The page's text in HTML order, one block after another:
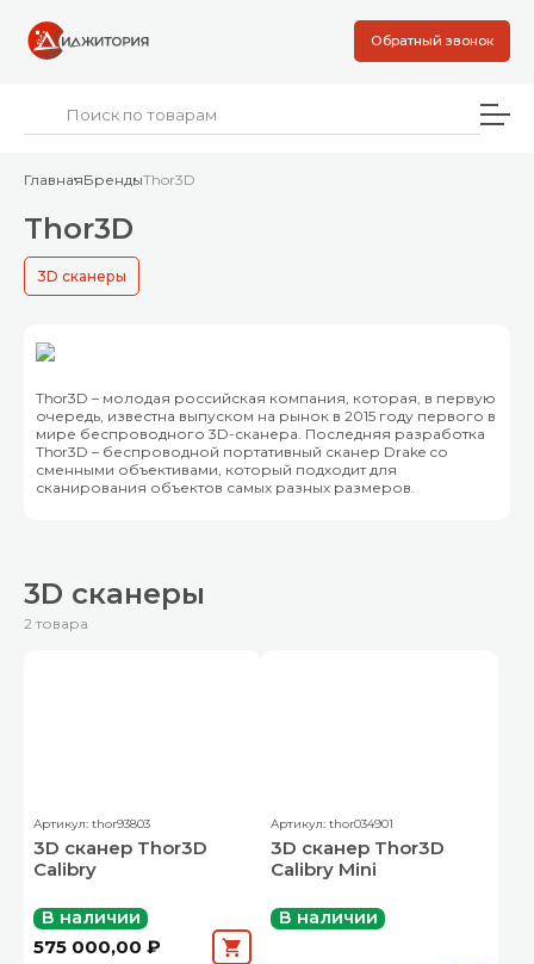
Обратный звонок
ГлавнаяБрендыThor3D
Thor3D
3D сканеры
Thor3D – молодая российская компания, которая, в первую
очередь, известна выпуском на рынок в 2015 году первого в
мире беспроводного 3D-сканера. Последняя разработка
Thor3D – беспроводной портативный сканер Drake со
сменными объективами, который подходит для
сканирования объектов самых разных размеров.
3D сканеры
2 товара
Артикул: thor93803
3D сканер Thor3D
Calibry
В наличии
575 000,00 ₽
Артикул: thor034901
3D сканер Thor3D
Calibry Mini
В наличии